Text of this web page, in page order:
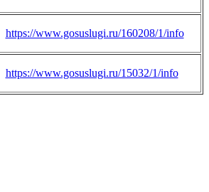
https://www.gosuslugi.ru/160208/1/info
https://www.gosuslugi.ru/15032/1/info